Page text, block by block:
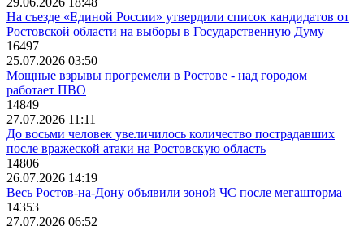
На съезде «Единой России» утвердили список кандидатов от
Ростовской области на выборы в Государственную Думу
16497
25.07.2026 03:50
Мощные взрывы прогремели в Ростове - над городом
работает ПВО
14849
27.07.2026 11:11
До восьми человек увеличилось количество пострадавших
после вражеской атаки на Ростовскую область
14806
26.07.2026 14:19
Весь Ростов-на-Дону объявили зоной ЧС после мегашторма
14353
27.07.2026 06:52